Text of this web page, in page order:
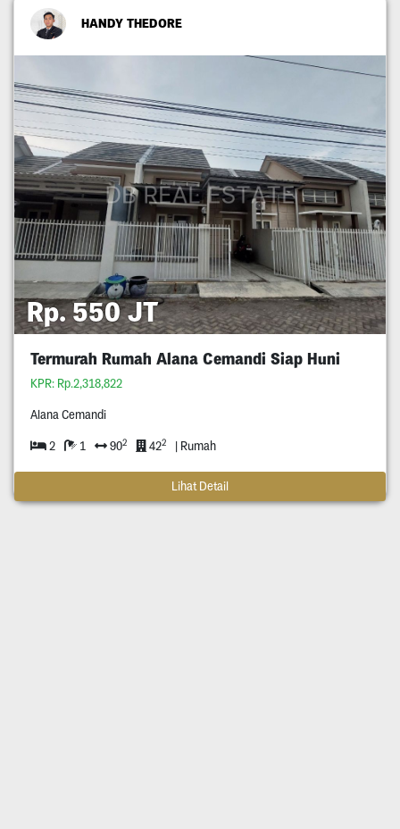
HANDY THEDORE
Rp. 550 JT
Termurah Rumah Alana Cemandi Siap Huni
KPR: Rp.2,318,822
Alana Cemandi
2 1 902 422 | Rumah
Lihat Detail